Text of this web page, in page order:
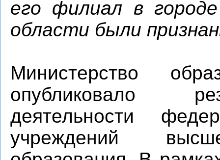
его филиал в
области были
Министерство
опубликовало
деятельности
учреждений